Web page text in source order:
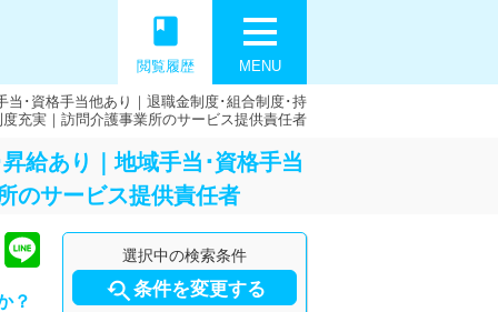
MENU
book
閲覧履歴
･資格手当他あり｜退職金制度･組合制度･持
充実｜訪問介護事業所のサービス提供責任者
給あり｜地域手当･資格手当
のサービス提供責任者
選択中の検索条件
条件を変更する
？